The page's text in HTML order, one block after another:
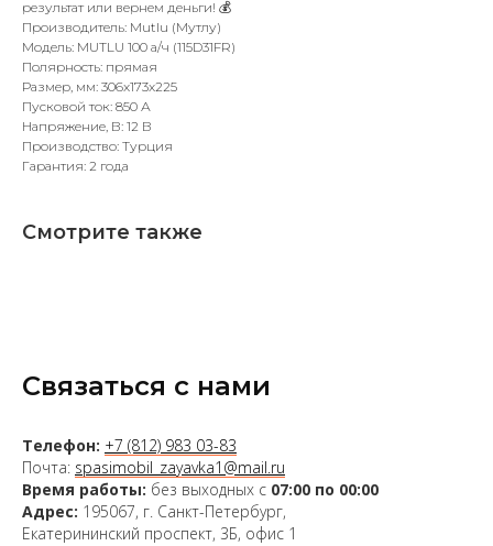
результат или вернем деньги! 💰
Производитель: Mutlu (Мутлу)
Модель: MUTLU 100 а/ч (115D31FR)
Полярность: прямая
Размер, мм: 306x173x225
Пусковой ток: 850 А
Напряжение, В: 12 В
Производство: Турция
Гарантия: 2 года
Смотрите также
Связаться с нами
Телефон: +7 (812) 983 03-83
Почта: spasimobil_zayavka1@mail.ru
Время работы: без выходных с 07:00 по 00:00
Адрес: 195067, г. Санкт-Петербург,
Екатерининский проспект, 3Б, офис 1